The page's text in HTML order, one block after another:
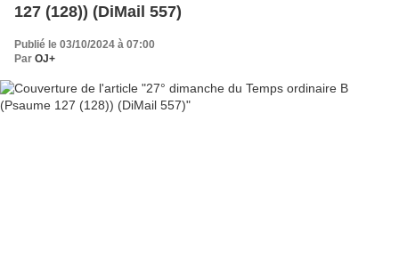
127 (128)) (DiMail 557)
Publié le 03/10/2024 à 07:00
Par OJ+